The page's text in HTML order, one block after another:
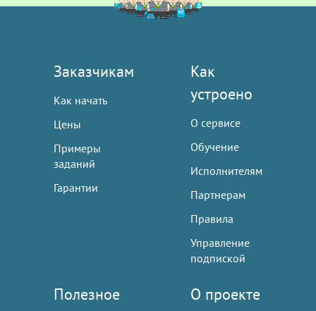
Заказчикам
Как начать
Цены
Примеры
заданий
Гарантии
Как
устроено
О сервисе
Обучение
Исполнителям
Партнерам
Правила
Управление
подпиской
Полезное О проекте